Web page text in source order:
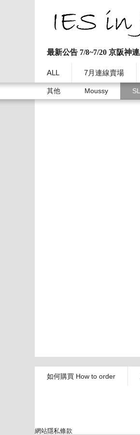
ALL 7月連線賣場
最新公告 7/8~7/20 京阪
其他 Moussy
如何購買 How to order
網站隱私條款